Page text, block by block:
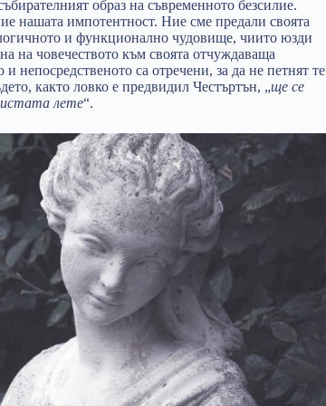
образ на съвременното безсилие.
нашата импотентност. Ние сме предали своята
и функционално чудовище, чиито юзди
на човечеството към своята отчуждаваща
непосредственото са отречени, за да не петнят те
както ловко е предвидил Честъртън, „ще се
лете“.